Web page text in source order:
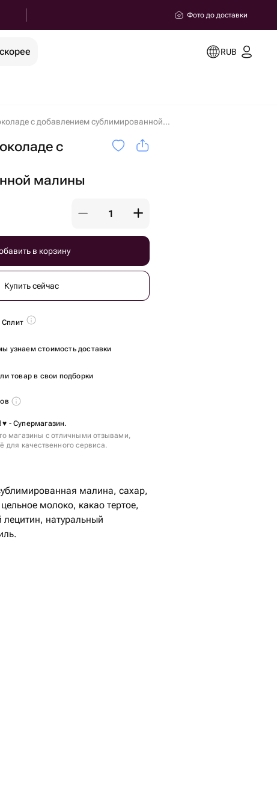
Фото до доставки
RUB
Клубника в шоколаде с добавлением сублимированной малины в Архангельске
с
малины
в корзину
Купить сейчас
Сплит
узнаем стоимость доставки
товар в свои подборки
- Супермагазин.
магазины с отличными отзывами,
для качественного сервиса.
малина, сахар,
молоко, какао тертое,
натуральный